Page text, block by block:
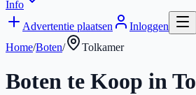
Info
Advertentie plaatsen
Inloggen
Home/Boten/ Tolkamer
Boten te Koop in